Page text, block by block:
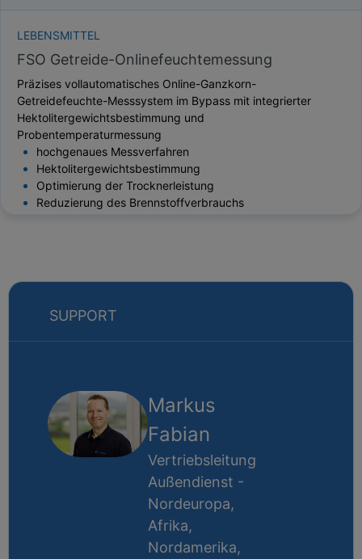
LEBENSMITTEL
FSO Getreide-Onlinefeuchtemessung
Präzises vollautomatisches Online-Ganzkorn-
Getreidefeuchte-Messsystem im Bypass mit integrierter
Hektolitergewichtsbestimmung und
Probentemperaturmessung
hochgenaues Messverfahren
Hektolitergewichtsbestimmung
Optimierung der Trocknerleistung
Reduzierung des Brennstoffverbrauchs
SUPPORT
Markus
Fabian
Vertriebsleitung
Außendienst -
Nordeuropa,
Afrika,
Nordamerika,